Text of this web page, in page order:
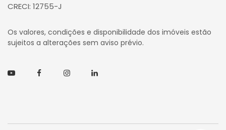
CRECI: 12755-J
Os valores, condições e disponibilidade dos imóveis estão
sujeitos a alterações sem aviso prévio.
YoutubeFacebookInstagramLinkedin